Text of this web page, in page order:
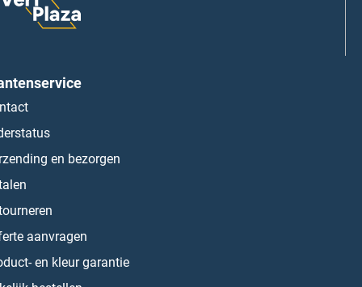
en bezorgen
aanvragen
en kleur garantie